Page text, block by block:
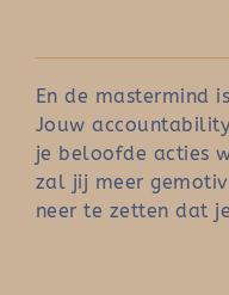
En de mastermind
Jouw
je beloofde acties
zal jij meer
neer te zetten dat